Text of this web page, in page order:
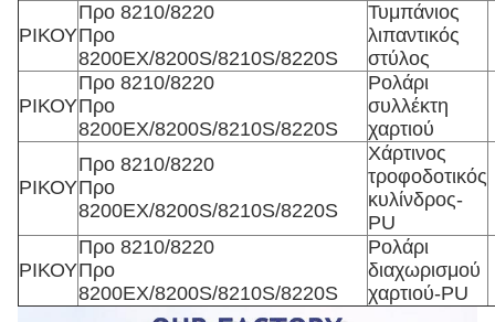
ΡΙΚΟΥ
Προ 8210/8220
Προ
8200EX/8200S/8210S/8220S
Τυμπάνιος
λιπαντικός
στύλος
ΡΙΚΟΥ
Προ 8210/8220
Προ
8200EX/8200S/8210S/8220S
Ρολάρι
συλλέκτη
χαρτιού
ΡΙΚΟΥ
Προ 8210/8220
Προ
8200EX/8200S/8210S/8220S
Χάρτινος
τροφοδοτικός
κυλίνδρος-
PU
ΡΙΚΟΥ
Προ 8210/8220
Προ
8200EX/8200S/8210S/8220S
Ρολάρι
διαχωρισμού
χαρτιού-PU